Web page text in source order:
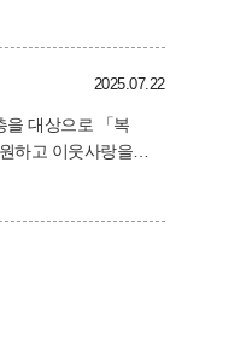
2025.07.22
을 대상으로 「복